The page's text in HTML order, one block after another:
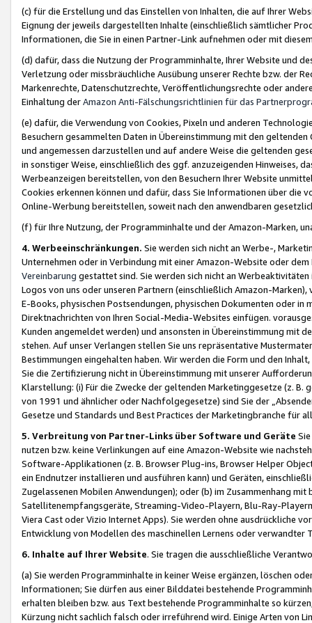
(c) für die Erstellung und das Einstellen von Inhalten, die auf Ihrer
Eignung der jeweils dargestellten Inhalte (einschließlich sämtlicher
Informationen, die Sie in einen Partner-Link aufnehmen oder mit
(d) dafür, dass die Nutzung der Programminhalte, Ihrer Website und
Verletzung oder missbräuchliche Ausübung unserer Rechte bzw. der
Markenrechte, Datenschutzrechte, Veröffentlichungsrechte oder
Einhaltung derAmazon Anti-Fälschungsrichtlinien für das
(e) dafür, die Verwendung von Cookies, Pixeln und anderen
Besuchern gesammelten Daten in Übereinstimmung mit den
und angemessen darzustellen und auf andere Weise die geltenden
in sonstiger Weise, einschließlich des ggf. anzuzeigenden Hinweises,
Werbeanzeigen bereitstellen, von den Besuchern Ihrer Website
Cookies erkennen können und dafür, dass Sie Informationen über die
Online-Werbung bereitstellen, soweit nach den anwendbaren
(f) für Ihre Nutzung, der Programminhalte und der Amazon-Marken,
4. Werbeeinschränkungen. Sie werden sich nicht an Werbe-,
Unternehmen oder in Verbindung mit einer Amazon-Website oder
Vereinbarung gestattet sind. Sie werden sich nicht an
Logos von uns oder unseren Partnern (einschließlich Amazon-
E-Books, physischen Postsendungen, physischen Dokumenten oder in
Direktnachrichten von Ihren Social-Media-Websites einfügen.
Kunden angemeldet werden) und ansonsten in Übereinstimmung mit
stehen. Auf unser Verlangen stellen Sie uns repräsentative
Bestimmungen eingehalten haben. Wir werden die Form und den
Sie die Zertifizierung nicht in Übereinstimmung mit unserer
Klarstellung: (i) Für die Zwecke der geltenden Marketinggesetze (z. B.
von 1991 und ähnlicher oder Nachfolgegesetze) sind Sie der
Gesetze und Standards und Best Practices der Marketingbranche für
5. Verbreitung von Partner-Links über Software und Geräte
nutzen bzw. keine Verlinkungen auf eine Amazon-Website wie
Software-Applikationen (z. B. Browser Plug-ins, Browser Helper
ein Endnutzer installieren und ausführen kann) und Geräten,
Zugelassenen Mobilen Anwendungen); oder (b) im Zusammenhang
Satellitenempfangsgeräte, Streaming-Video-Playern, Blu-Ray-
Viera Cast oder Vizio Internet Apps). Sie werden ohne ausdrückliche
Entwicklung von Modellen des maschinellen Lernens oder
6. Inhalte auf Ihrer Website. Sie tragen die ausschließliche
(a) Sie werden Programminhalte in keiner Weise ergänzen, löschen
Informationen; Sie dürfen aus einer Bilddatei bestehende
erhalten bleiben bzw. aus Text bestehende Programminhalte so
Kürzung nicht sachlich falsch oder irreführend wird. Einige Arten von